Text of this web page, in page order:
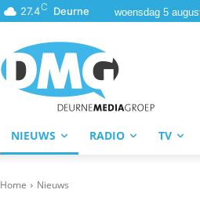
27.4C Deurne woensdag 5
NIEUWS RADIO TV
Home Nieuws